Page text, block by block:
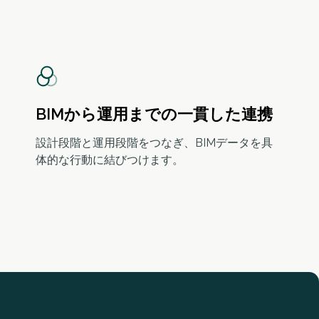
BIMから運用までの一貫した連携
設計段階と運用段階をつなぎ、BIMデータを具
体的な行動に結びつけます。